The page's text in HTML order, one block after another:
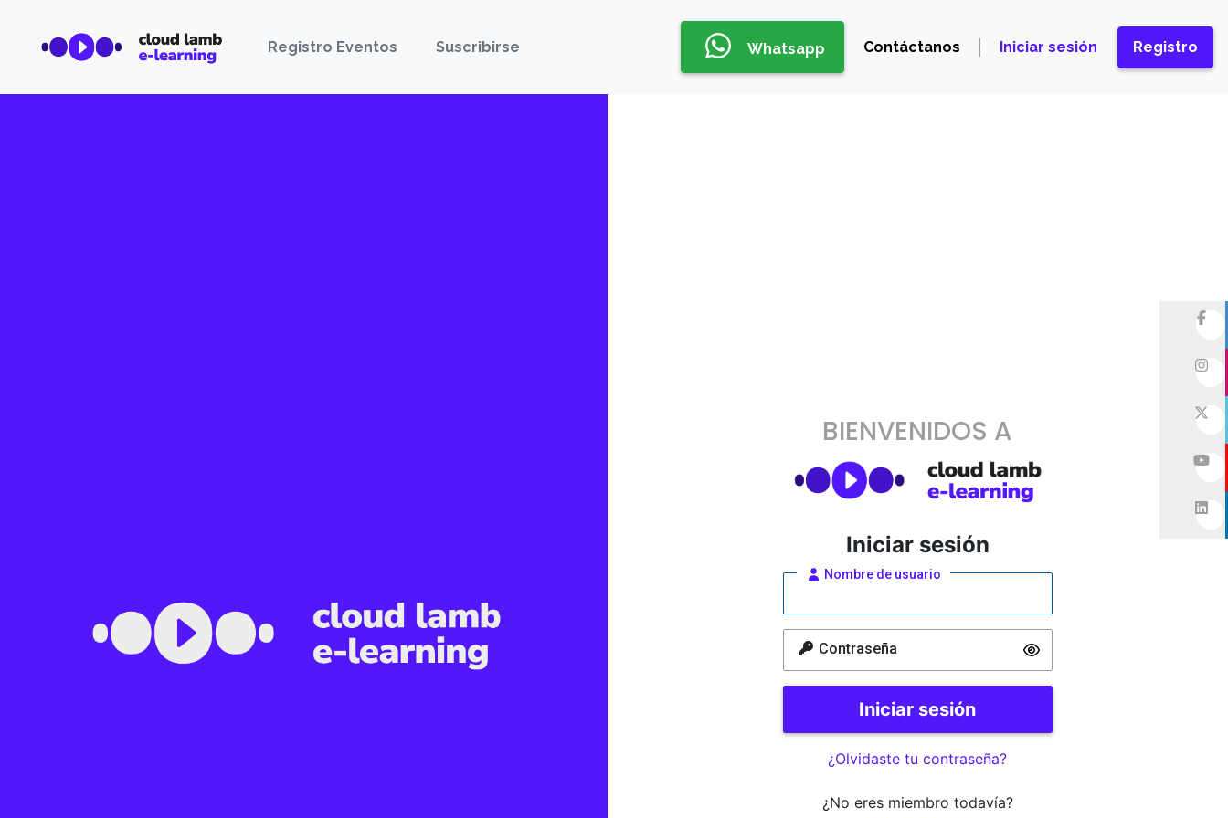
Registro Eventos Suscribirse Whatsapp Contáctanos Iniciar sesión Registro
BIENVENIDOS A
Iniciar sesión
Nombre de usuario
Contraseña
¿Olvidaste tu contraseña?
¿No eres miembro todavía?